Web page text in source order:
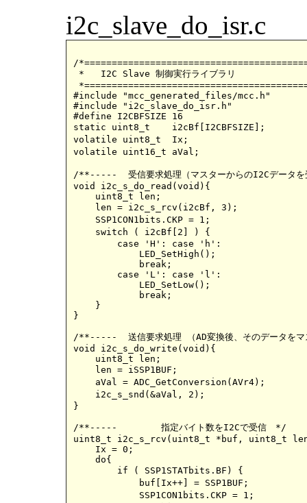
i2c_slave_do_isr.c
/
*   I2C Slave 制御実行ライブラリ			i2c_slave_do_isr.c
#include "mcc_generated_files/mcc.h"
#include "i2c_slave_do_isr.h"
#define I2CBFSIZE 16
static uint8_t	  i2cBf[I2CBFSIZE];			//I2C通信用データーバッファー
volatile uint8_t  Ix;					//バッファーデーターインデックス
volatile uint16_t aVal;					//AD変換データ
/**-----  受信要求処理（マスターからのI2Cデータを
void i2c_s_do_read(void){
    uint8_t len;
    len = i2c_s_rcv(i2cBf, 3);				//受信データをrBufに読み出す
    SSP1CON1bits.CKP = 1; 				//ストレッチを解除
    switch ( i2cBf[2] ) {				//受信文字の3番目（文字データ）が・・
    }
}
/**-----  送信要求処理 （AD変換後、そのデータをマ
void i2c_s_do_write(void){
    uint8_t len;
    len = iSSP1BUF;					//アドレスデータを読み出しBFフラグをクリア
    aVal = ADC_GetConversion(AVr4);			//ANA4(AVr4）入力をAD変換  (strech中のまま)
    i2c_s_snd(&aVal, 2);				//2バイト（10ビット）のAD変換データを返信
}
/**-----	指定バイト数をI2Cで受信　*/
uint8_t i2c_s_rcv(uint8_t *buf, uint8_t
    Ix = 0;
    do{